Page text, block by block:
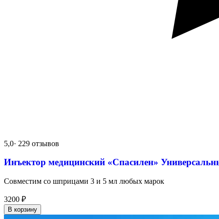
5,0· 229 отзывов
Инъектор медицинский «Спасилен»
Совместим со шприцами 3 и 5 мл любых марок
3200 ₽
В корзину